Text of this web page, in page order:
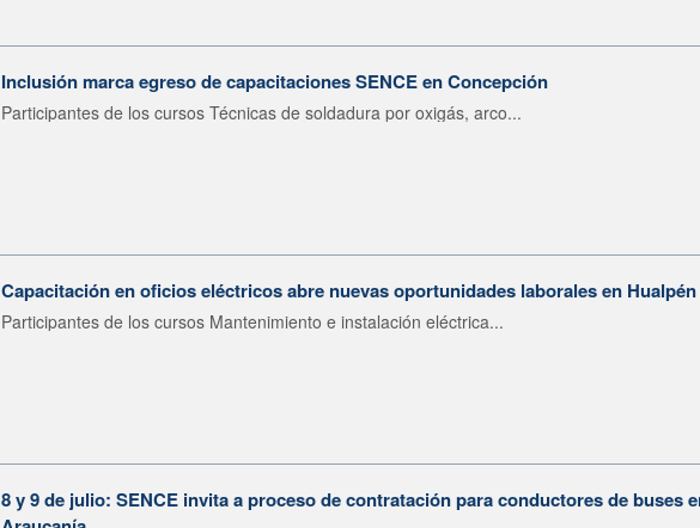
Inclusión marca egreso de capacitaciones SENCE en Concepción
Participantes de los cursos Técnicas de soldadura por oxigás, arco...
Capacitación en oficios eléctricos abre nuevas oportunidades laborales en Hualpén
Participantes de los cursos Mantenimiento e instalación eléctrica...
8 y 9 de julio: SENCE invita a proceso de contratación para conductores de buses